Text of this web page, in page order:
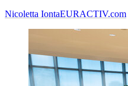
Nicoletta IontaEURACTIV.com